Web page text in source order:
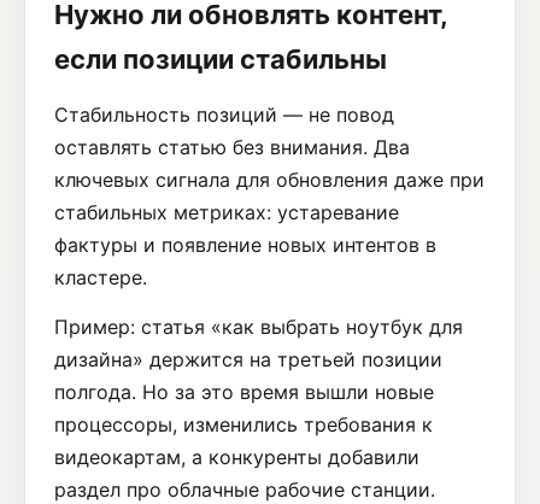
Нужно ли обновлять контент,
если позиции стабильны
Стабильность позиций — не повод
оставлять статью без внимания. Два
ключевых сигнала для обновления даже при
стабильных метриках: устаревание
фактуры и появление новых интентов в
кластере.
Пример: статья «как выбрать ноутбук для
дизайна» держится на третьей позиции
полгода. Но за это время вышли новые
процессоры, изменились требования к
видеокартам, а конкуренты добавили
раздел про облачные рабочие станции.